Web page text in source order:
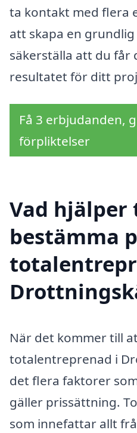
ta kontakt med flera
att skapa en
säkerställa att du får
resultatet för ditt
Få 3 erbjudanden,
förpliktelser
Vad
bestämma
När det kommer till
totalentreprenad i
det flera faktorer
gäller prissättning.
som innefattar allt